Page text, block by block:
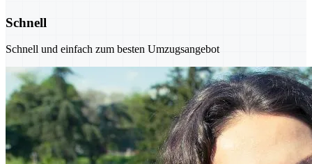
Schnell
Schnell und einfach zum besten Umzugsangebot